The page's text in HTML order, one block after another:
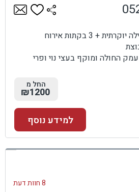
+ 3 בקתות אירוח
החולה ומוקף בעצי נוי ופרי
החל מ
₪1200
למידע נוסף
8 חוות דעת